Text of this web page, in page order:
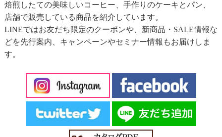
焙煎したての美味しいコーヒー、手作りのケーキとパン、
店舗で販売している商品を紹介しています。
LINEではお友だち限定のクーポンや、新商品・SALE情報な
どを先行案内、キャンペーンやセミナー情報もお届けしま
す。